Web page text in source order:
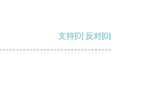
支持[0] 反对[0]